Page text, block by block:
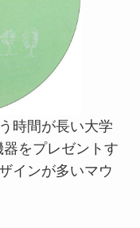
時間が長い大学
をプレゼントす
インが多いマウ